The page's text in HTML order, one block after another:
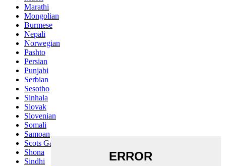
Marathi
Mongolian
Burmese
Nepali
Norwegian
Pashto
Persian
Punjabi
Serbian
Sesotho
Sinhala
Slovak
Slovenian
Somali
Samoan
Scots Gaelic
Shona
Sindhi